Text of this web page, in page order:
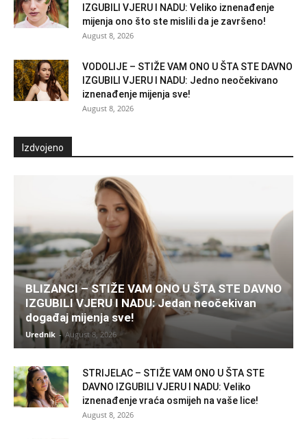
IZGUBILI VJERU I NADU: Veliko iznenađenje
mijenja ono što ste mislili da je završeno!
August 8, 2026
VODOLIJE – STIŽE VAM ONO U ŠTA STE DAVNO
IZGUBILI VJERU I NADU: Jedno neočekivano
iznenađenje mijenja sve!
August 8, 2026
Izdvojeno
BLIZANCI – STIŽE VAM ONO U ŠTA STE DAVNO
IZGUBILI VJERU I NADU: Jedan neočekivan
događaj mijenja sve!
Urednik - August 8, 2026
STRIJELAC – STIŽE VAM ONO U ŠTA STE
DAVNO IZGUBILI VJERU I NADU: Veliko
iznenađenje vraća osmijeh na vaše lice!
August 8, 2026